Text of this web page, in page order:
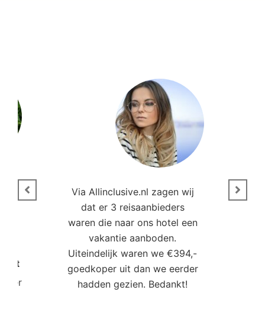
Via Allinclusive.nl zagen wij
dat er 3 reisaanbieders
waren die naar ons hotel een
vakantie aanboden.
Uiteindelijk waren we €394,-
goedkoper uit dan we eerder
hadden gezien. Bedankt!